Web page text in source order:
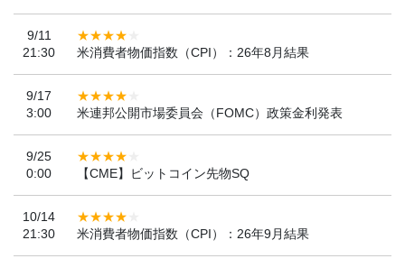
9/11
21:30
米消費者物価指数（CPI）：26年8月結果
9/17
3:00
米連邦公開市場委員会（FOMC）政策金利発表
9/25
0:00
【CME】ビットコイン先物SQ
10/14
21:30
米消費者物価指数（CPI）：26年9月結果